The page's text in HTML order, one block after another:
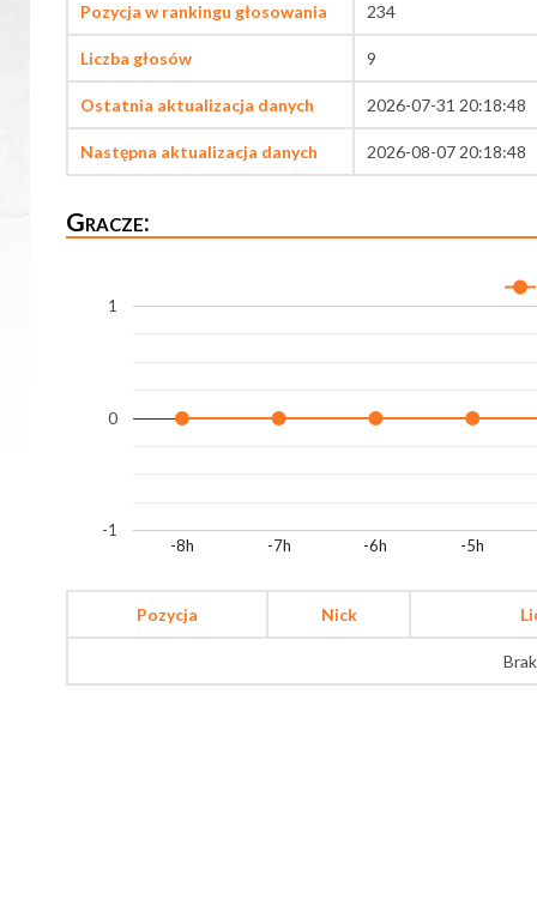
Pozycja w rankingu głosowania 234
Liczba głosów 9
Ostatnia aktualizacja danych 2026-07-31 20:18:48
Następna aktualizacja danych 2026-08-07 20:18:48
Gracze:
-8h -7h -6h -5h
-1
0
1
Pozycja Nick